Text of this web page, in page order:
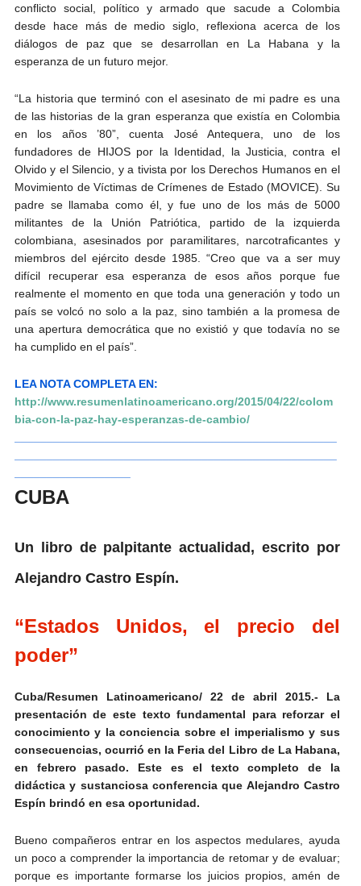
conflicto social, político y armado que sacude a Colombia
desde hace más de medio siglo, reflexiona acerca de los
diálogos de paz que se desarrollan en La Habana y la
esperanza de un futuro mejor.
“La historia que terminó con el asesinato de mi padre es una
de las historias de la gran esperanza que existía en Colombia
en los años ’80”, cuenta José Antequera, uno de los
fundadores de HIJOS por la Identidad, la Justicia, contra el
Olvido y el Silencio, y a tivista por los Derechos Humanos en el
Movimiento de Víctimas de Crímenes de Estado (MOVICE). Su
padre se llamaba como él, y fue uno de los más de 5000
militantes de la Unión Patriótica, partido de la izquierda
colombiana, asesinados por paramilitares, narcotraficantes y
miembros del ejército desde 1985. “Creo que va a ser muy
difícil recuperar esa esperanza de esos años porque fue
realmente el momento en que toda una generación y todo un
país se volcó no solo a la paz, sino también a la promesa de
una apertura democrática que no existió y que todavía no se
ha cumplido en el país”.
LEA NOTA COMPLETA EN:
http://www.resumenlatinoamericano.org/2015/04/22/colom
bia-con-la-paz-hay-esperanzas-de-cambio/
CUBA
Un libro de palpitante actualidad, escrito por
Alejandro Castro Espín.
“Estados Unidos, el precio del
poder”
Cuba/Resumen Latinoamericano/ 22 de abril 2015.- La
presentación de este texto fundamental para reforzar el
conocimiento y la conciencia sobre el imperialismo y sus
consecuencias, ocurrió en la Feria del Libro de La Habana,
en febrero pasado. Este es el texto completo de la
didáctica y sustanciosa conferencia que Alejandro Castro
Espín brindó en esa oportunidad.
Bueno compañeros entrar en los aspectos medulares, ayuda
un poco a comprender la importancia de retomar y de evaluar;
porque es importante formarse los juicios propios, amén de